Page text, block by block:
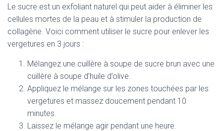
Le sucre est un exfoliant naturel qui peut aider à éliminer les
cellules mortes de la peau et à stimuler la production de
collagène. Voici comment utiliser le sucre pour enlever les
vergetures en 3 jours :
Mélangez une cuillère à soupe de sucre brun avec une
cuillère à soupe d’huile d’olive.
Appliquez le mélange sur les zones touchées par les
vergetures et massez doucement pendant 10
minutes.
Laissez le mélange agir pendant une heure.